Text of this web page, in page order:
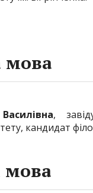
мова
,
кандидат
мова